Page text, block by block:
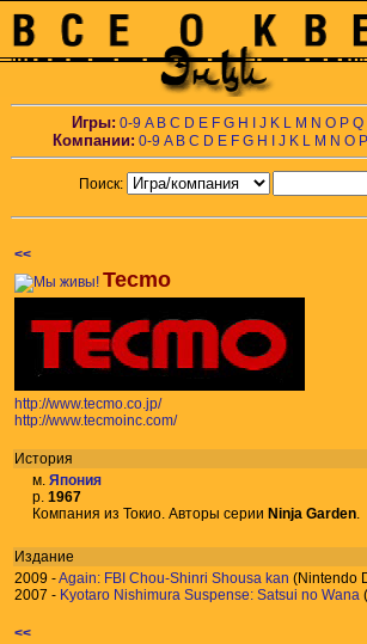
Игры: 0-9 A B C D E F G H J K L M N O P Q
Компании: 0-9 A B C D E F G H J K L M N O P
Поиск:
<<
Tecmo
http://www.tecmo.co.jp/
http://www.tecmoinc.com/
История
м. Япония
р. 1967
Компания из Токио. Авторы серии Ninja Garden.
Издание
2009 -Again: FBI Chou-Shinri Shousa kan (Nintendo
2007 - Kyotaro Nishimura Suspense: Satsui no Wana
<<